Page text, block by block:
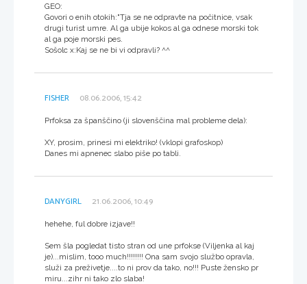
GEO:
Govori o enih otokih:"Tja se ne odpravte na počitnice, vsak
drugi turist umre. Al ga ubije kokos al ga odnese morski tok
al ga poje morski pes.
Sošolc x:Kaj se ne bi vi odpravli? ^^
FISHER 08.06.2006, 15:42
Prfoksa za španščino (ji slovenščina mal probleme dela):
XY, prosim, prinesi mi elektriko! (vklopi grafoskop)
Danes mi apnenec slabo piše po tabli.
DANYGIRL 21.06.2006, 10:49
hehehe, ful dobre izjave!!
Sem šla pogledat tisto stran od une prfokse (Viljenka al kaj
je)...mislim, tooo much!!!!!!!! Ona sam svojo službo opravla,
služi za preživetje....to ni prov da tako, no!!! Puste žensko pr
miru...zihr ni tako zlo slaba!